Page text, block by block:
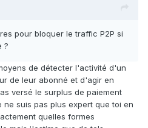
pour bloquer le traffic P2P si
?
de détecter l'activité d'un
de leur abonné et d'agir en
versé le surplus de paiement
suis pas plus expert que toi en
quelles formes